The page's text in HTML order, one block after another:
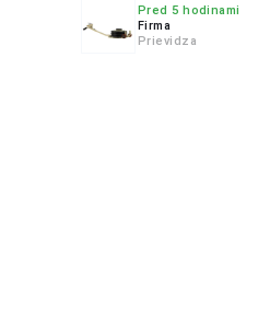
Pred 5 hodinami
Firma
Prievidza